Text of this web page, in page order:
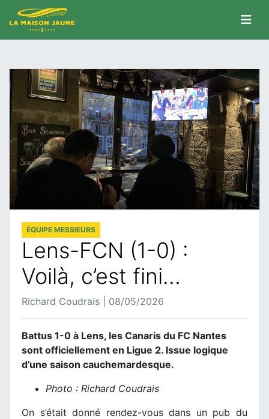
ÉQUIPE MESSIEURS
Lens-FCN (1-0) :
Voilà, c’est fini…
Richard Coudrais | 08/05/2026
Battus 1-0 à Lens, les Canaris du FC Nantes
sont officiellement en Ligue 2. Issue logique
d’une saison cauchemardesque.
Photo : Richard Coudrais
On s’était donné rendez-vous dans un pub du